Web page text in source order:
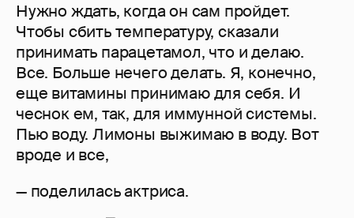
Нужно ждать, когда он сам пройдет.
Чтобы сбить температуру, сказали
принимать парацетамол, что и делаю.
Все. Больше нечего делать. Я, конечно,
еще витамины принимаю для себя. И
чеснок ем, так, для иммунной системы.
Пью воду. Лимоны выжимаю в воду. Вот
вроде и все,
— поделилась актриса.